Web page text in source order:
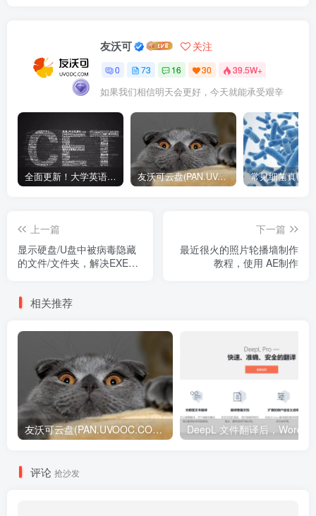
友沃可 关注
0 73 16 30 39.5W+
如果我们相信明天会更好，今天就能承受艰辛
全面更新！大学英语四六级1990-2024年12月真题高清PDF版本！无水印！包含详细答案解析，听力音频！ 友沃可云盘(PAN.UVOOC.COM)如何使用及更新日志
上一篇
显示硬盘/U盘中被病毒隐藏
的文件/文件夹，解决EXE文
下一篇
最近很火的照片轮播墙制作
教程，使用 AE制作
相关推荐
友沃可云盘(PAN.UVOOC.COM)如何使用及更新日志
评论 抢沙发